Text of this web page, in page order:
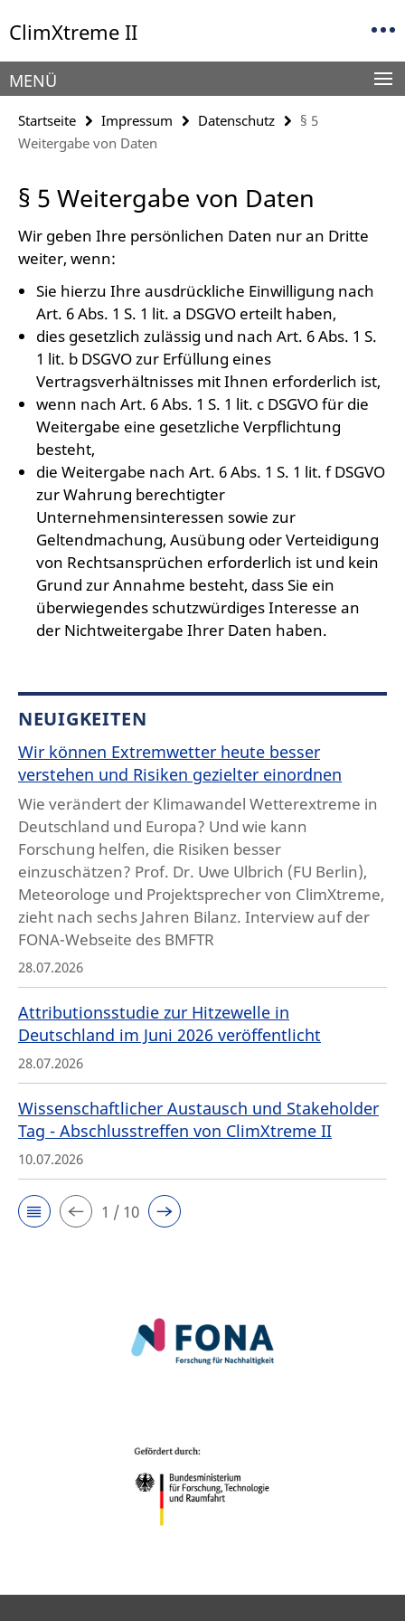
direkt
Inhalt
ClimXtreme II
Service-
Navigation
MENÜ
Startseite Impressum Datenschutz
§ 5
Weitergabe von Daten
§ 5 Weitergabe von Daten
Wir geben Ihre persönlichen Daten nur an Dritte
weiter, wenn:
Sie hierzu Ihre ausdrückliche Einwilligung nach
Art. 6 Abs. 1 S. 1 lit. a DSGVO erteilt haben,
dies gesetzlich zulässig und nach Art. 6 Abs. 1 S.
1 lit. b DSGVO zur Erfüllung eines
Vertragsverhältnisses mit Ihnen erforderlich ist,
wenn nach Art. 6 Abs. 1 S. 1 lit. c DSGVO für die
Weitergabe eine gesetzliche Verpflichtung
besteht,
die Weitergabe nach Art. 6 Abs. 1 S. 1 lit. f DSGVO
zur Wahrung berechtigter
Unternehmensinteressen sowie zur
Geltendmachung, Ausübung oder Verteidigung
von Rechtsansprüchen erforderlich ist und kein
Grund zur Annahme besteht, dass Sie ein
überwiegendes schutzwürdiges Interesse an
der Nichtweitergabe Ihrer Daten haben.
NEUIGKEITEN
Wir können Extremwetter heute besser
verstehen und Risiken gezielter einordnen
Wie verändert der Klimawandel Wetterextreme in
Deutschland und Europa? Und wie kann
Forschung helfen, die Risiken besser
einzuschätzen? Prof. Dr. Uwe Ulbrich (FU Berlin),
Meteorologe und Projektsprecher von ClimXtreme,
zieht nach sechs Jahren Bilanz. Interview auf der
FONA-Webseite des BMFTR
28.07.2026
Attributionsstudie zur Hitzewelle in
Deutschland im Juni 2026 veröffentlicht
28.07.2026
Wissenschaftlicher Austausch und Stakeholder
Tag - Abschlusstreffen von ClimXtreme II
10.07.2026
1 / 10